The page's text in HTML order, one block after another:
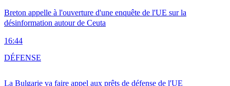
Breton appelle à l'ouverture d'une enquête de l'UE sur la
désinformation autour de Ceuta
16:44
La Bulgarie va faire appel aux prêts de défense de l'UE
DÉFENSE